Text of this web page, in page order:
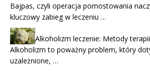
Bajpas, czyli operacja pomostowania
kluczowy zabieg w leczeniu …
Alkoholizm leczenie: Metody
Alkoholizm to poważny problem, który
uzależnione, …